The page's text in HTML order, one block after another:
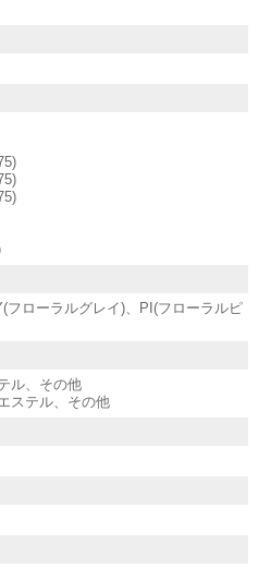
フローラルグレイ)、PI(フローラルピ
ル、その他
ステル、その他